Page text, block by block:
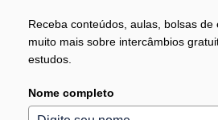
Receba conteúdos, aulas, bolsas
muito mais sobre intercâmbios
estudos.
Nome completo